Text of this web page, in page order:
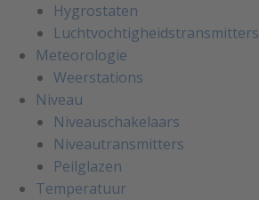
Hygrostaten
Luchtvochtigheidstransmitters
Meteorologie
Weerstations
Niveau
Niveauschakelaars
Niveautransmitters
Peilglazen
Temperatuur